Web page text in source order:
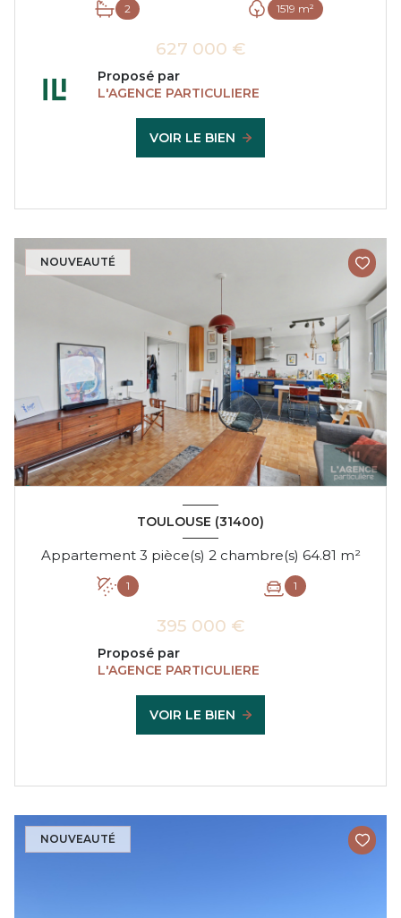
2 1519 m²
627 000 €
Proposé par
L'AGENCE PARTICULIERE
VOIR LE BIEN
NOUVEAUTÉ
TOULOUSE (31400)
Appartement 3 pièce(s) 2 chambre(s) 64.81 m²
1 1
395 000 €
Proposé par
L'AGENCE PARTICULIERE
VOIR LE BIEN
NOUVEAUTÉ